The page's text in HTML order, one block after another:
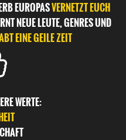
EUROPASVERNETZT EUCH
NEUE LEUTE, GENRES UND
EINE GEILE ZEIT
WERTE: